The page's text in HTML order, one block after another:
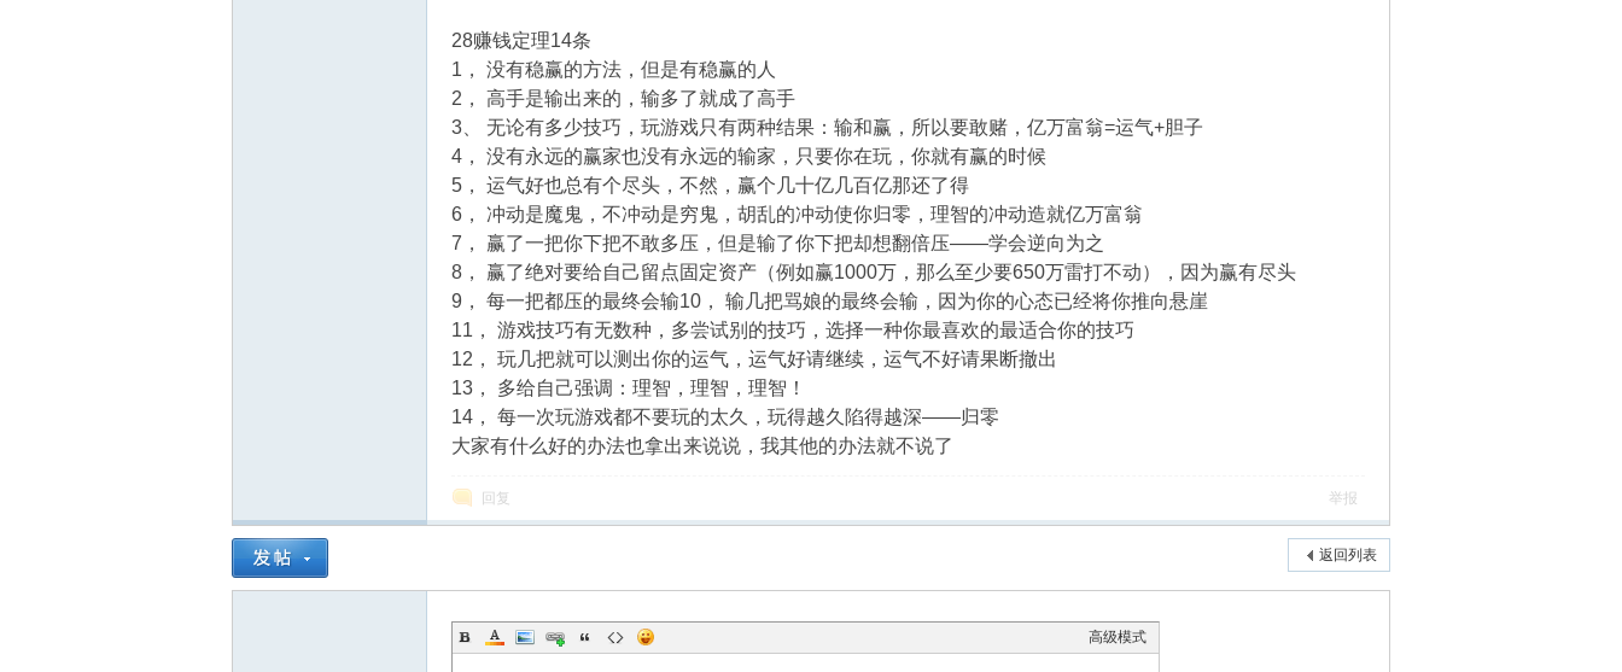
28赚钱定理14条
1， 没有稳赢的方法，但是有稳赢的人
2， 高手是输出来的，输多了就成了高手
3、 无论有多少技巧，玩游戏只有两种结果：输和赢，所以要敢赌，亿万富翁=运气+胆子
4， 没有永远的赢家也没有永远的输家，只要你在玩，你就有赢的时候
5， 运气好也总有个尽头，不然，赢个几十亿几百亿那还了得
6， 冲动是魔鬼，不冲动是穷鬼，胡乱的冲动使你归零，理智的冲动造就亿万富翁
7， 赢了一把你下把不敢多压，但是输了你下把却想翻倍压——学会逆向为之
8， 赢了绝对要给自己留点固定资产（例如赢1000万，那么至少要650万雷打不动），因为赢有尽头
9， 每一把都压的最终会输10， 输几把骂娘的最终会输，因为你的心态已经将你推向悬崖
11， 游戏技巧有无数种，多尝试别的技巧，选择一种你最喜欢的最适合你的技巧
12， 玩几把就可以测出你的运气，运气好请继续，运气不好请果断撤出
13， 多给自己强调：理智，理智，理智！
14， 每一次玩游戏都不要玩的太久，玩得越久陷得越深——归零
大家有什么好的办法也拿出来说说，我其他的办法就不说了
回复 举报
返回列表
高级模式